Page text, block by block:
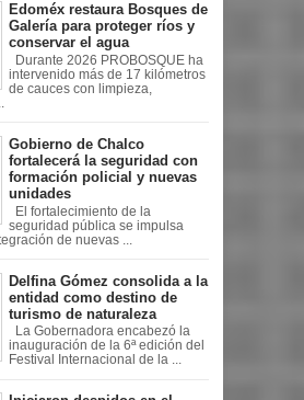
Edoméx restaura Bosques de
Galería para proteger ríos y
conservar el agua
Durante 2026 PROBOSQUE ha
intervenido más de 17 kilómetros
de cauces con limpieza,
Gobierno de Chalco
fortalecerá la seguridad con
formación policial y nuevas
unidades
El fortalecimiento de la
seguridad pública se impulsa
de nuevas ...
Delfina Gómez consolida a la
entidad como destino de
turismo de naturaleza
La Gobernadora encabezó la
inauguración de la 6ª edición del
Festival Internacional de la ...